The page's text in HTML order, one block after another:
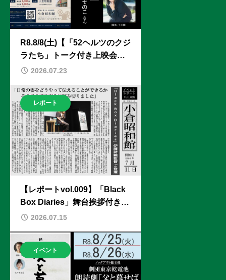
R8.8/8(土)【「52ヘルツのクジ
ラたち」トーク付き上映会】
ゲスト：町田そのこさん (協
2026.07.23
レポート
【レポートvol.009】「Black
Box Diaries」舞台挨拶付き上
映会2026.07.15
イベント